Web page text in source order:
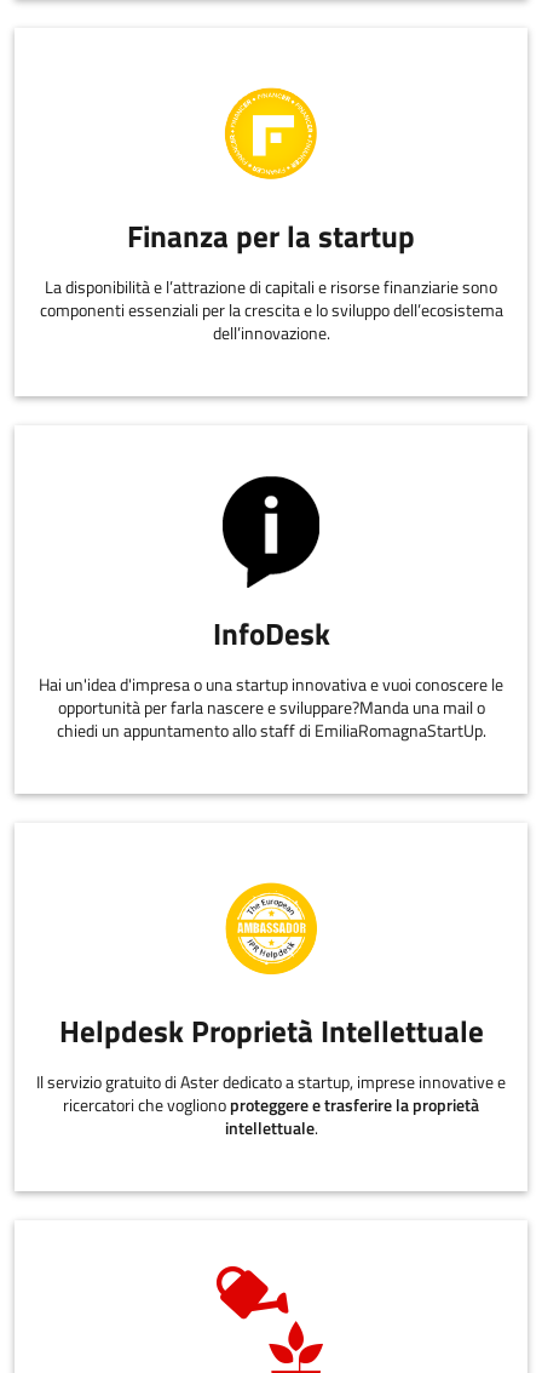
Finanza per la startup
La disponibilità e l’attrazione di capitali e risorse finanziarie sono
componenti essenziali per la crescita e lo sviluppo dell’ecosistema
dell’innovazione.
InfoDesk
Hai un'idea d'impresa o una startup innovativa e vuoi conoscere le
opportunità per farla nascere e sviluppare?Manda una mail o
chiedi un appuntamento allo staff di EmiliaRomagnaStartUp.
Helpdesk Proprietà Intellettuale
Il servizio gratuito di Aster dedicato a startup, imprese innovative e
ricercatori che voglionoproteggere e trasferire la proprietà
intellettuale.